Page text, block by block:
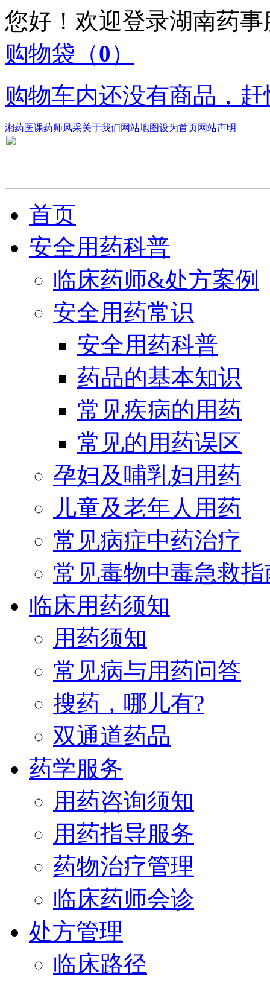
您好！欢迎登录湖南药
购物袋 （0）
购物车内还没有商品，
湘药医课药师风采关于我们网站地图设为首页网站声明
首页
安全用药科普
临床药师&处方案例
安全用药常识
安全用药科普
药品的基本知识
常见疾病的用药
常见的用药误区
孕妇及哺乳妇用药
儿童及老年人用药
常见病症中药治疗
常见毒物中毒急救指
临床用药须知
用药须知
常见病与用药问答
搜药，哪儿有?
双通道药品
药学服务
用药咨询须知
用药指导服务
药物治疗管理
临床药师会诊
处方管理
临床路径